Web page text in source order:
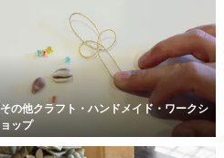
その他クラフト・ハンドメイド・ワークシ
ョップ